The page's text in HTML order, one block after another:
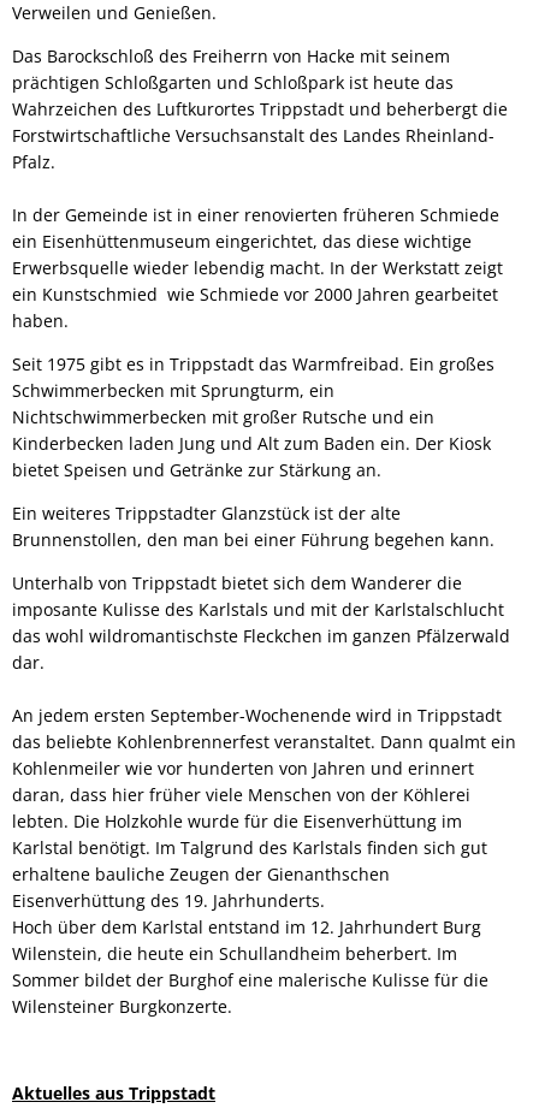
Verweilen und Genießen.
Das Barockschloß des Freiherrn von Hacke mit seinem
prächtigen Schloßgarten und Schloßpark ist heute das
Wahrzeichen des Luftkurortes Trippstadt und beherbergt die
Forstwirtschaftliche Versuchsanstalt des Landes Rheinland-
Pfalz.
In der Gemeinde ist in einer renovierten früheren Schmiede
ein Eisenhüttenmuseum eingerichtet, das diese wichtige
Erwerbsquelle wieder lebendig macht. In der Werkstatt zeigt
ein Kunstschmied wie Schmiede vor 2000 Jahren gearbeitet
haben.
Seit 1975 gibt es in Trippstadt das Warmfreibad. Ein großes
Schwimmerbecken mit Sprungturm, ein
Nichtschwimmerbecken mit großer Rutsche und ein
Kinderbecken laden Jung und Alt zum Baden ein. Der Kiosk
bietet Speisen und Getränke zur Stärkung an.
Ein weiteres Trippstadter Glanzstück ist der alte
Brunnenstollen, den man bei einer Führung begehen kann.
Unterhalb von Trippstadt bietet sich dem Wanderer die
imposante Kulisse des Karlstals und mit der Karlstalschlucht
das wohl wildromantischste Fleckchen im ganzen Pfälzerwald
dar.
An jedem ersten September-Wochenende wird in Trippstadt
das beliebte Kohlenbrennerfest veranstaltet. Dann qualmt ein
Kohlenmeiler wie vor hunderten von Jahren und erinnert
daran, dass hier früher viele Menschen von der Köhlerei
lebten. Die Holzkohle wurde für die Eisenverhüttung im
Karlstal benötigt. Im Talgrund des Karlstals finden sich gut
erhaltene bauliche Zeugen der Gienanthschen
Eisenverhüttung des 19. Jahrhunderts.
Hoch über dem Karlstal entstand im 12. Jahrhundert Burg
Wilenstein, die heute ein Schullandheim beherbert. Im
Sommer bildet der Burghof eine malerische Kulisse für die
Wilensteiner Burgkonzerte.
Aktuelles aus Trippstadt